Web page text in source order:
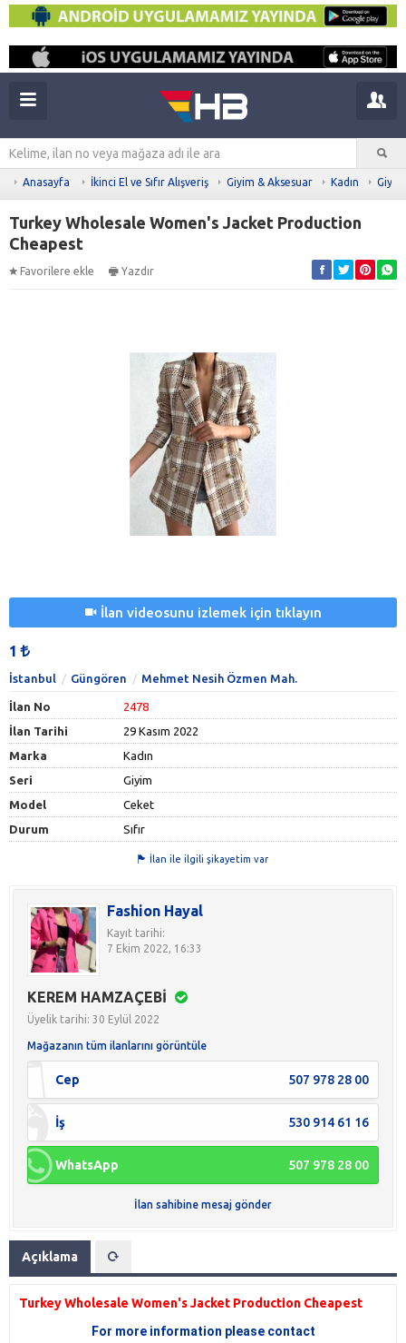
Anasayfa İkinci El ve Sıfır Alışveriş Giyim & Aksesuar Kadın Giyim
Turkey Wholesale Women's Jacket Production
Cheapest
Favorilere ekle Yazdır
İlan videosunu izlemek için tıklayın
1
İstanbul Güngören Mehmet Nesih Özmen Mah.
İlan No
2478
İlan Tarihi
29 Kasım 2022
Marka
Kadın
Seri
Giyim
Model
Ceket
Durum
Sıfır
İlan ile ilgili şikayetim var
Fashion Hayal
Kayıt tarihi:
7 Ekim 2022, 16:33
KEREM HAMZAÇEBİ
Üyelik tarihi: 30 Eylül 2022
Mağazanın tüm ilanlarını görüntüle
Cep 507 978 28 00
İş 530 914 61 16
WhatsApp 507 978 28 00
İlan sahibine mesaj gönder
Açıklama
Turkey Wholesale Women's Jacket Production Cheapest
For more information please contact